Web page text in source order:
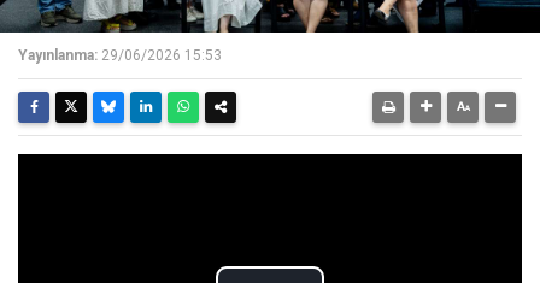
Yayınlanma: 29/06/2026 15:53